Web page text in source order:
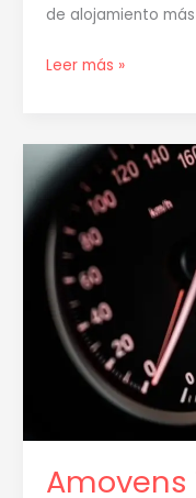
de alojamiento
Leer más »
Amovens
Amovens
Teléfono
Atención
al
Cliente
|
Contacto
Soporte